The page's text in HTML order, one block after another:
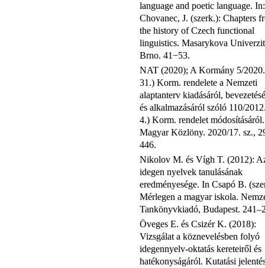
language and poetic language. In:
Chovanec, J. (szerk.): Chapters
the history of Czech functional
linguistics. Masarykova
Brno. 41−53.
NAT (2020); A Kormány 5/
31.) Korm. rendelete a Nemzeti
alaptanterv kiadásáról,
és alkalmazásáról szóló 110/
4.) Korm. rendelet módosításáról.
Magyar Közlöny. 2020/17. sz.,
446.
Nikolov M. és Vígh T. (2012):
idegen nyelvek tanulásának
eredményesége. In Csapó B.
Mérlegen a magyar iskola.
Tankönyvkiadó, Budapest.
Öveges E. és Csizér K. (2018):
Vizsgálat a köznevelésben folyó
idegennyelv-oktatás kereteiről és
hatékonyságáról. Kutatási